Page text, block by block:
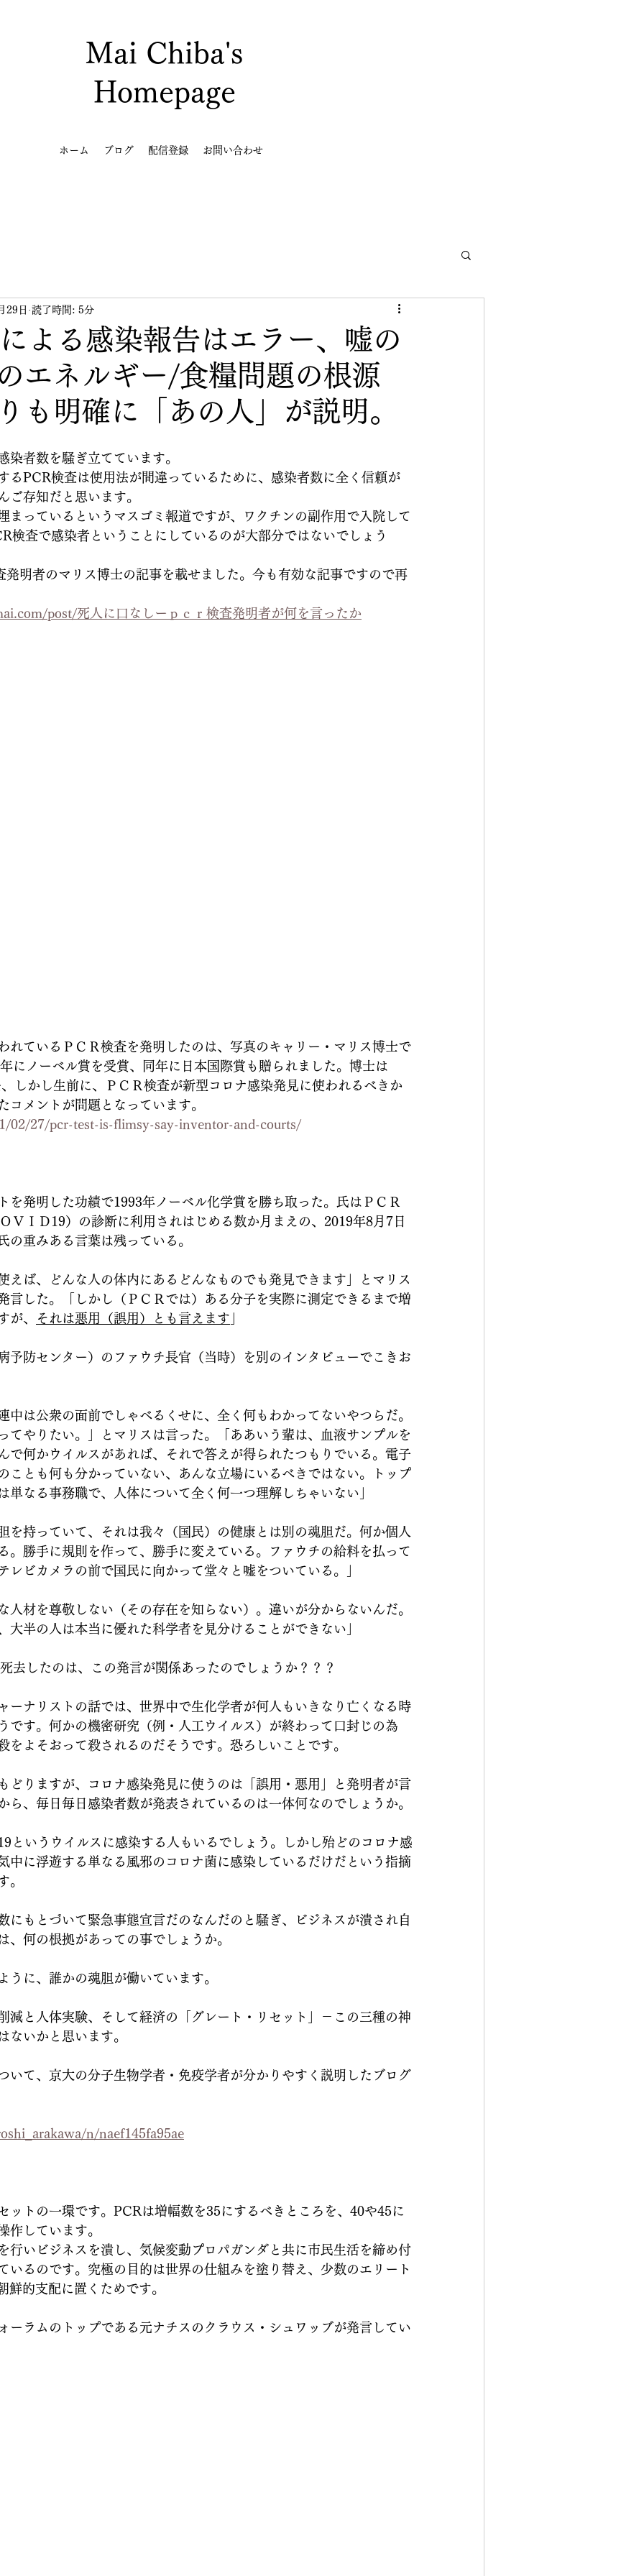
Mai Chiba's
Homepage
ホーム ブログ 配信登録 お問い合わせ
よる感染報告はエラー、嘘の
エネルギー/食糧問題の根源
も明確に「あの人」が説明。
29日 読了時間: 5分
染者数を騒ぎ立てています。
るPCR検査は使用法が間違っているために、感染者数に全く信頼が
ご存知だと思います。
まっているというマスゴミ報道ですが、ワクチンの副作用で入院して
検査で感染者ということにしているのが大部分ではないでしょう
発明者のマリス博士の記事を載せました。今も有効な記事ですので再
post/死人に口なしーｐｃｒ検査発明者が何を言ったか
れているＰＣＲ検査を発明したのは、写真のキャリー・マリス博士で
にノーベル賞を受賞、同年に日本国際賞も贈られました。博士は
しかし生前に、ＰＣＲ検査が新型コロナ感染発見に使われるべきか
コメントが問題となっています。
02/27/pcr-test-is-flimsy-say-inventor-and-courts/
を発明した功績で1993年ノーベル化学賞を勝ち取った。氏はＰＣＲ
ＶＩＤ19）の診断に利用されはじめる数か月まえの、2019年8月7日
の重みある言葉は残っている。
えば、どんな人の体内にあるどんなものでも発見できます」とマリス
言した。「しかし（ＰＣＲでは）ある分子を実際に測定できるまで増
が、
それは悪用（誤用）とも言えます
予防センター）のファウチ長官（当時）を別のインタビューでこきお
中は公衆の面前でしゃべるくせに、全く何もわかってないやつらだ。
てやりたい。」とマリスは言った。「ああいう輩は、血液サンプルを
で何かウイルスがあれば、それで答えが得られたつもりでいる。電子
ことも何も分かっていない、あんな立場にいるべきではない。トップ
単なる事務職で、人体について全く何一つ理解しちゃいない」
を持っていて、それは我々（国民）の健康とは別の魂胆だ。何か個人
。勝手に規則を作って、勝手に変えている。ファウチの給料を払って
レビカメラの前で国民に向かって堂々と嘘をついている。」
人材を尊敬しない（その存在を知らない）。違いが分からないんだ。
大半の人は本当に優れた科学者を見分けることができない」
去したのは、この発言が関係あったのでしょうか？？？
ーナリストの話では、世界中で生化学者が何人もいきなり亡くなる時
です。何かの機密研究（例・人工ウイルス）が終わって口封じの為
をよそおって殺されるのだそうです。恐ろしいことです。
どりますが、コロナ感染発見に使うのは「誤用・悪用」と発明者が言
ら、毎日毎日感染者数が発表されているのは一体何なのでしょうか。
というウイルスに感染する人もいるでしょう。しかし殆どのコロナ感
中に浮遊する単なる風邪のコロナ菌に感染しているだけだという指摘
。
にもとづいて緊急事態宣言だのなんだのと騒ぎ、ビジネスが潰され自
、何の根拠があっての事でしょうか。
うに、誰かの魂胆が働いています。
減と人体実験、そして経済の「グレート・リセット」－この三種の神
ないかと思います。
いて、京大の分子生物学者・免疫学者が分かりやすく説明したブログ
n/naef145fa95ae
ットの一環です。PCRは増幅数を35にするべきところを、40や45に
作しています。
行いビジネスを潰し、気候変動プロパガンダと共に市民生活を締め付
いるのです。究極の目的は世界の仕組みを塗り替え、少数のエリート
鮮的支配に置くためです。
ーラムのトップである元ナチスのクラウス・シュワッブが発言してい